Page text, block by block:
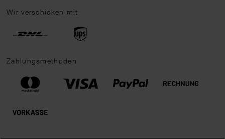
Wir verschicken mit
Zahlungsmethoden